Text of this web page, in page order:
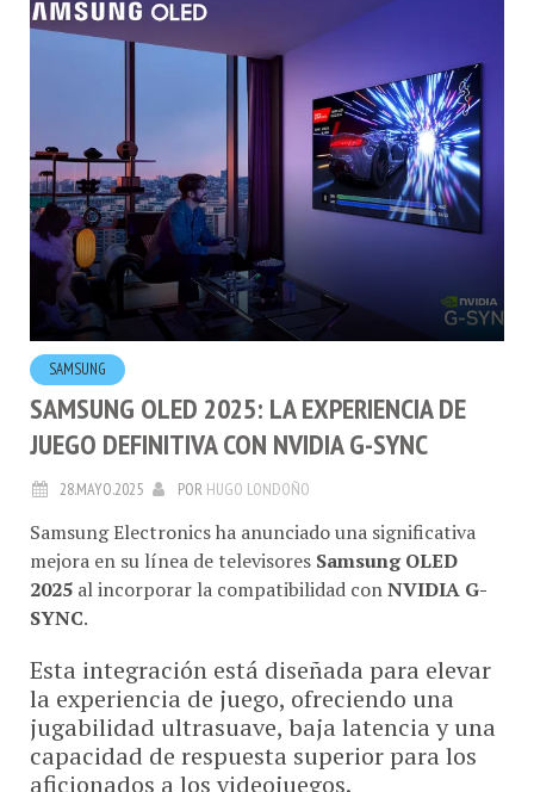
SAMSUNG
SAMSUNG OLED 2025: LA EXPERIENCIA DE
JUEGO DEFINITIVA CON NVIDIA G-SYNC
Samsung Electronics ha anunciado una significativa
mejora en su línea de televisoresSamsung OLED
2025al incorporar la compatibilidad conNVIDIA G-
SYNC.
la experiencia de juego, ofreciendo una
jugabilidad ultrasuave, baja latencia y una
capacidad de respuesta superior para los
aficionados a los videojuegos.